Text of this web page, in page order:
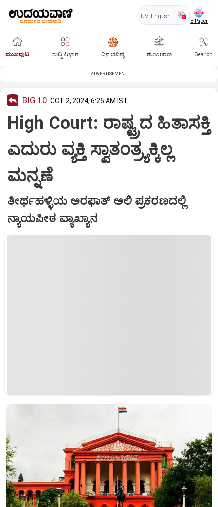
UV English
E-Paper
ಮುಖಪುಟ ಸುದ್ದಿ ವಿಭಾಗ ದಿನ ಭವಿಷ್ಯ ಹೊಂಗಿರಣ Search
ADVERTISEMENT
BIG 10 OCT 2, 2024, 6:25 AM IST
High Court: ರಾಷ್ಟ್ರದ ಹಿತಾಸಕ್ತಿ
ಎದುರು ವ್ಯಕ್ತಿ ಸ್ವಾತಂತ್ರ್ಯಕ್ಕಿಲ್ಲ
ಮನ್ನಣೆ
ತೀರ್ಥಹಳ್ಳಿಯ ಅರಫಾತ್‌ ಅಲಿ ಪ್ರಕರಣದಲ್ಲಿ
ನ್ಯಾಯಪೀಠ ವ್ಯಾಖ್ಯಾನ